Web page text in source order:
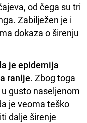
od čega su tri
Zabilježen je i
dokaza o širenju
je epidemija
ranije. Zbog toga
gusto naseljenom
je veoma teško
dalje širenje